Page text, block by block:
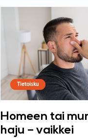
Tietoisku
Homeen tai
haju – vaikkei